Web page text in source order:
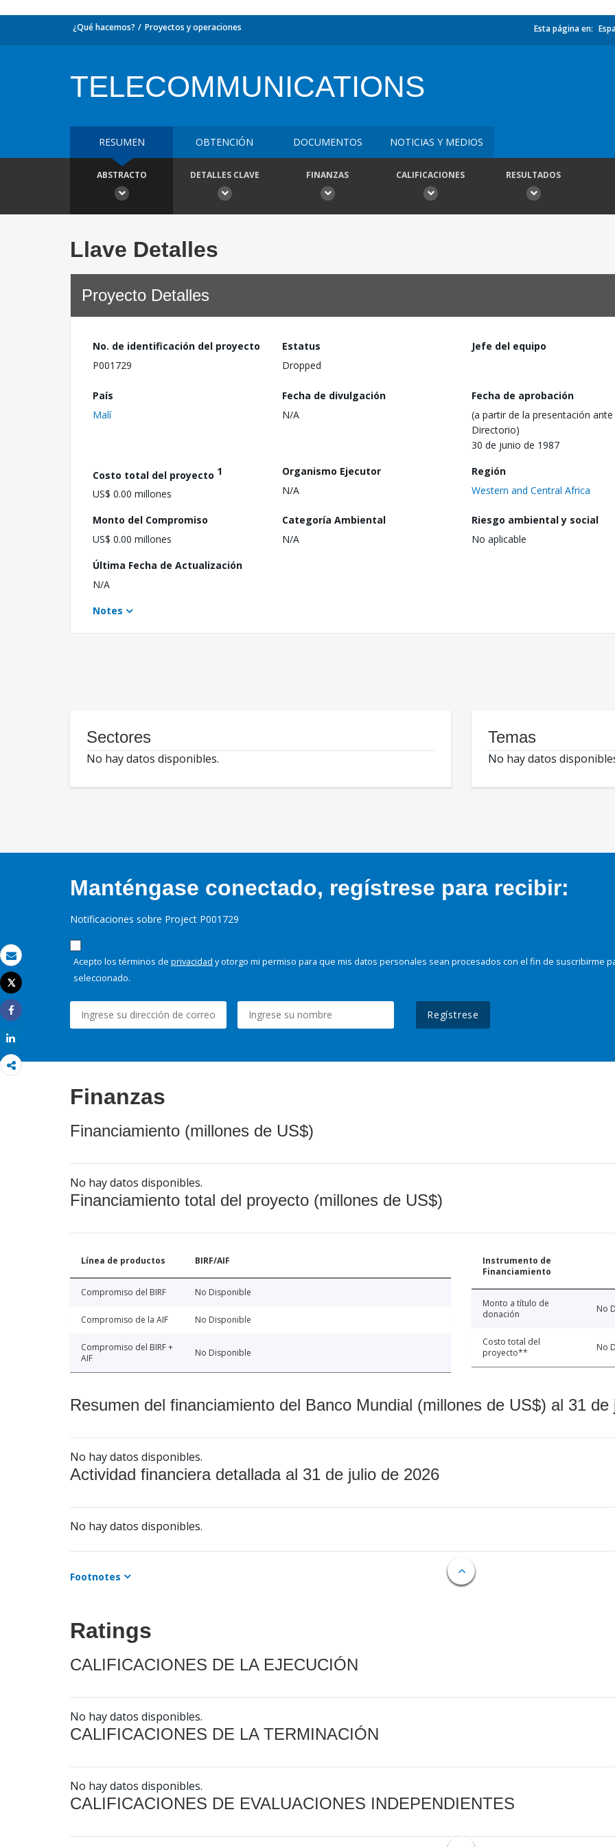
Correo electrónico
Imprimir
Tweet
Share
¿Qué hacemos? Proyectos y operaciones Esta página en:
TELECOMMUNICATIONS
RESUMEN OBTENCIÓN DOCUMENTOS NOTICIAS Y MEDIOS
ABSTRACTO DETALLES CLAVE FINANZAS CALIFICACIONES RESULTADOS
Llave Detalles
Proyecto Detalles
No. de identificación del proyecto
P001729
Estatus
Dropped
Jefe del equipo
País
Malí
Fecha de divulgación
N/A
Fecha de aprobación
(a partir de la presentación ante
Directorio)
30 de junio de 1987
Costo total del proyecto 1
US$ 0.00 millones
Organismo Ejecutor
N/A
Región
Western and Central Africa
Monto del Compromiso
US$ 0.00 millones
Categoría Ambiental
N/A
Riesgo ambiental y social
No aplicable
Última Fecha de Actualización
N/A
Notes
Sectores
No hay datos disponibles.
Temas
No hay datos
Manténgase conectado, regístrese para recibir:
Notificaciones sobre Project P001729
Acepto los términos de privacidad y otorgo mi permiso para que mis datos personales sean procesados con el fin de suscribirme
seleccionado.
Regístrese
Finanzas
Financiamiento (millones de US$)
No hay datos disponibles.
Financiamiento total del proyecto (millones de US$)
Línea de productos BIRF/AIF
Compromiso del BIRF No Disponible
Compromiso de la AIF No Disponible
Compromiso del BIRF +
AIF
No Disponible
Instrumento de
Financiamiento
Monto a título de
donación
No
Costo total del
proyecto**
No
Resumen del financiamiento del Banco Mundial (millones de US$) al 31 de
No hay datos disponibles.
Actividad financiera detallada al 31 de julio de 2026
No hay datos disponibles.
Footnotes
Ratings
CALIFICACIONES DE LA EJECUCIÓN
No hay datos disponibles.
CALIFICACIONES DE LA TERMINACIÓN
No hay datos disponibles.
CALIFICACIONES DE EVALUACIONES INDEPENDIENTES